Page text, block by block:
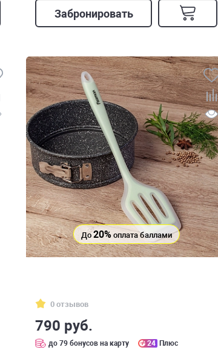
Забронировать
До 20%оплата баллами
0 отзывов
790 руб.
до 79 бонусов на карту 24 Плюс